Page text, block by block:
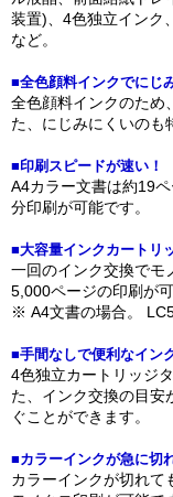
装置)、4色独立インク
など。
■全色顔料インクでにじ
全色顔料インクのため
た、にじみにくいのも
■印刷スピードが速い！
A4カラー文書は約19
分印刷が可能です。
■大容量インクカートリ
一回のインク交換でモ
5,000ページの印刷が可
※ A4文書の場合。
■手間なしで便利なイン
4色独立カートリッジ
た、インク交換の目安
ぐことができます。
■カラーインクが急に切
カラーインクが切れて